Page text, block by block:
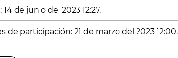
de junio del 2023 12:27.
participación: 21 de marzo del 2023 12:00.